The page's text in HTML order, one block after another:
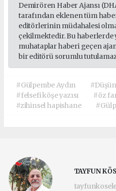
Demirören Haber Ajansı
tarafından eklenen tüm
editörlerinin müdahalesi
çekilmektedir. Bu
muhataplar haberi geçen
bir editörü sorumlu
#Gülpembe Aydın
#felsefi köşe yazısı
#öz
#zihinsel hapishane
TAYFUN